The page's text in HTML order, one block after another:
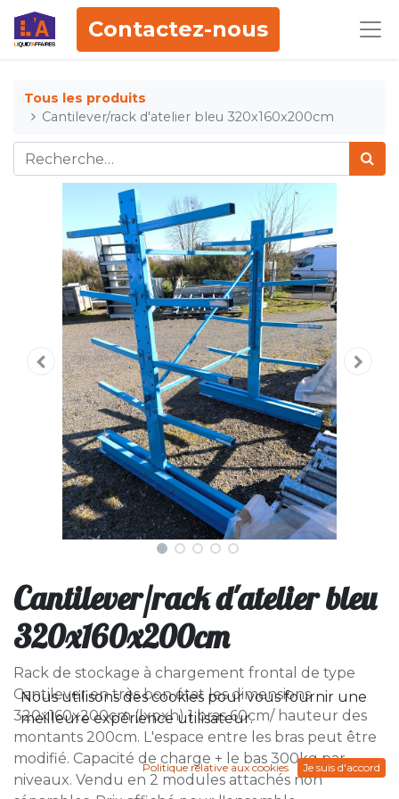
Contactez-nous
Tous les produits
Cantilever/rack d'atelier bleu 320x160x200cm
Cantilever/rack d'atelier bleu
320x160x200cm
Rack de stockage à chargement frontal de type
Cantilever en très bon état les dimensions
320x160x200cm (lxpxh) 1 bras 60cm/ hauteur des
montants 200cm. L'espace entre les bras peut être
modifié. Capacité de charge + le bas 300kg par
niveaux. Vendu en 2 modules attachés non
Nous utilisons des cookies pour vous fournir une
meilleure expérience utilisateur.
Politique relative aux cookies Je suis d'accord